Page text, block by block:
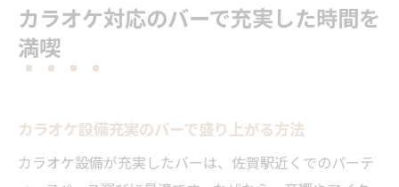
カラオケ対応のバーで充実した時間を
満喫
カラオケ設備充実のバーで盛り上がる方法
カラオケ設備が充実したバーは、佐賀駅近くでのパーテ